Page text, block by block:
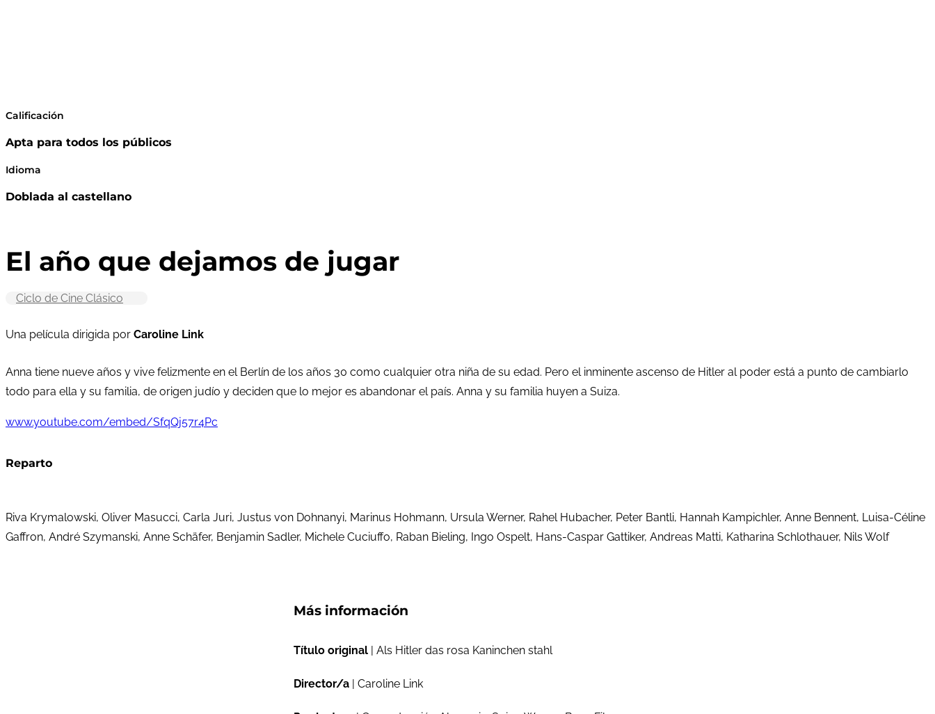
Calificación
Apta para todos los públicos
Idioma
Doblada al castellano
El año que dejamos de jugar
Ciclo de Cine Clásico
Una película dirigida por Caroline Link
Anna tiene nueve años y vive felizmente en el Berlín de los años 30 como cualquier otra niña de su edad. Pero el inminente ascenso de Hitler al poder está a punto de cambiarlo
todo para ella y su familia, de origen judío y deciden que lo mejor es abandonar el país. Anna y su familia huyen a Suiza.
www.youtube.com/embed/SfqQj57r4Pc
Reparto
Riva Krymalowski, Oliver Masucci, Carla Juri, Justus von Dohnanyi, Marinus Hohmann, Ursula Werner, Rahel Hubacher, Peter Bantli, Hannah Kampichler, Anne Bennent, Luisa-Céline
Gaffron, André Szymanski, Anne Schäfer, Benjamin Sadler, Michele Cuciuffo, Raban Bieling, Ingo Ospelt, Hans-Caspar Gattiker, Andreas Matti, Katharina Schlothauer, Nils Wolf
Más información
Título original | Als Hitler das rosa Kaninchen stahl
Director/a | Caroline Link